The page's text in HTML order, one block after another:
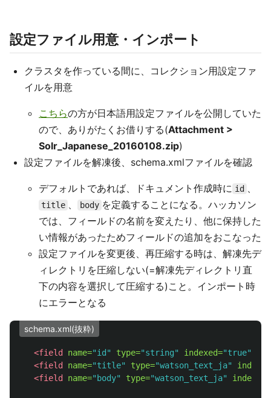
設定ファイル用意・インポート
クラスタを作っている間に、コレクション用設定ファ
イルを用意
こちらの方が日本語用設定ファイルを公開していた
ので、ありがたくお借りする(Attachment >
Solr_Japanese_20160108.zip)
設定ファイルを解凍後、schema.xmlファイルを確認
デフォルトであれば、ドキュメント作成時に id 、
title 、 body を定義することになる。ハッカソン
では、フィールドの名前を変えたり、他に保持した
い情報があったためフィールドの追加をおこなった
設定ファイルを変更後、再圧縮する時は、解凍先デ
ィレクトリを圧縮しない(=解凍先ディレクトリ直
下の内容を選択して圧縮する)こと。インポート時
にエラーとなる
schema.xml(抜粋)
<field name="id" type="string" indexed="true"
<field
name="title" type="watson_text_ja"
<field
name="body" type="watson_text_ja" indexed=